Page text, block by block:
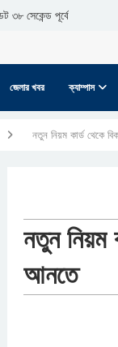
৩৮ সেকেন্ড পূর্বে
জেলার খবর ক্যাম্পাস
নতুন নিয়ম কার্ড থেকে
নতুন নিয়ম
আনতে